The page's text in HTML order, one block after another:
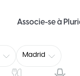
Associe-se à
Madrid